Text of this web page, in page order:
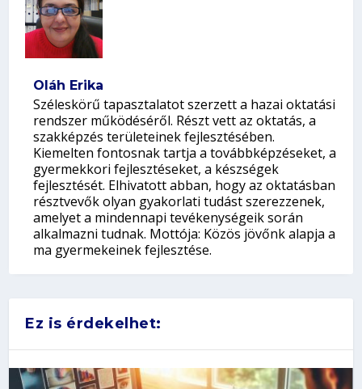
Oláh Erika
Széleskörű tapasztalatot szerzett a hazai oktatási
rendszer működéséről. Részt vett az oktatás, a
szakképzés területeinek fejlesztésében.
Kiemelten fontosnak tartja a továbbképzéseket, a
gyermekkori fejlesztéseket, a készségek
fejlesztését. Elhivatott abban, hogy az oktatásban
résztvevők olyan gyakorlati tudást szerezzenek,
amelyet a mindennapi tevékenységeik során
alkalmazni tudnak. Mottója: Közös jövőnk alapja a
ma gyermekeinek fejlesztése.
Ez is érdekelhet: